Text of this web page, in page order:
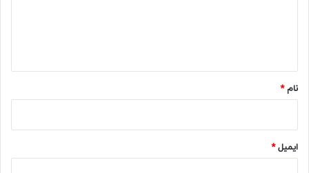
نام*
ایمیل*